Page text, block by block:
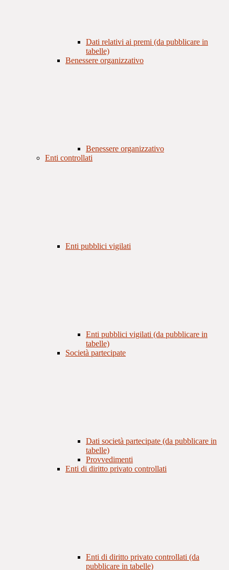
Dati relativi ai premi (da pubblicare in
tabelle)
Benessere organizzativo
Benessere organizzativo
Enti controllati
Enti pubblici vigilati
Enti pubblici vigilati (da pubblicare in
tabelle)
Società partecipate
Dati società partecipate (da pubblicare in
tabelle)
Provvedimenti
Enti di diritto privato controllati
Enti di diritto privato controllati (da
pubblicare in tabelle)